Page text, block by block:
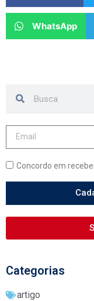
WhatsApp
Concordo em
Categorias
artigo